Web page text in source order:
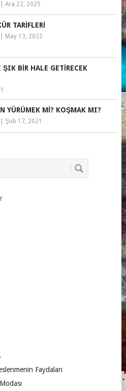
Ara 22, 2025
TARIFLERI
May 13, 2022
BIR HALE GETIRECEK
YÜRÜMEK MI? KOŞMAK MI?
Şub 17, 2021
Faydaları